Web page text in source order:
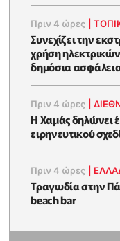
Πριν 4 ώρες |
Συνεχίζει την
χρήση
δημόσια
Πριν 4 ώρες |
Η Χαμάς δηλώνει
ειρηνευτικού
Πριν 4 ώρες
Τραγωδία στην
beach bar